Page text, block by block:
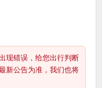
现错误，给您出行判断
新公告为准，我们也将